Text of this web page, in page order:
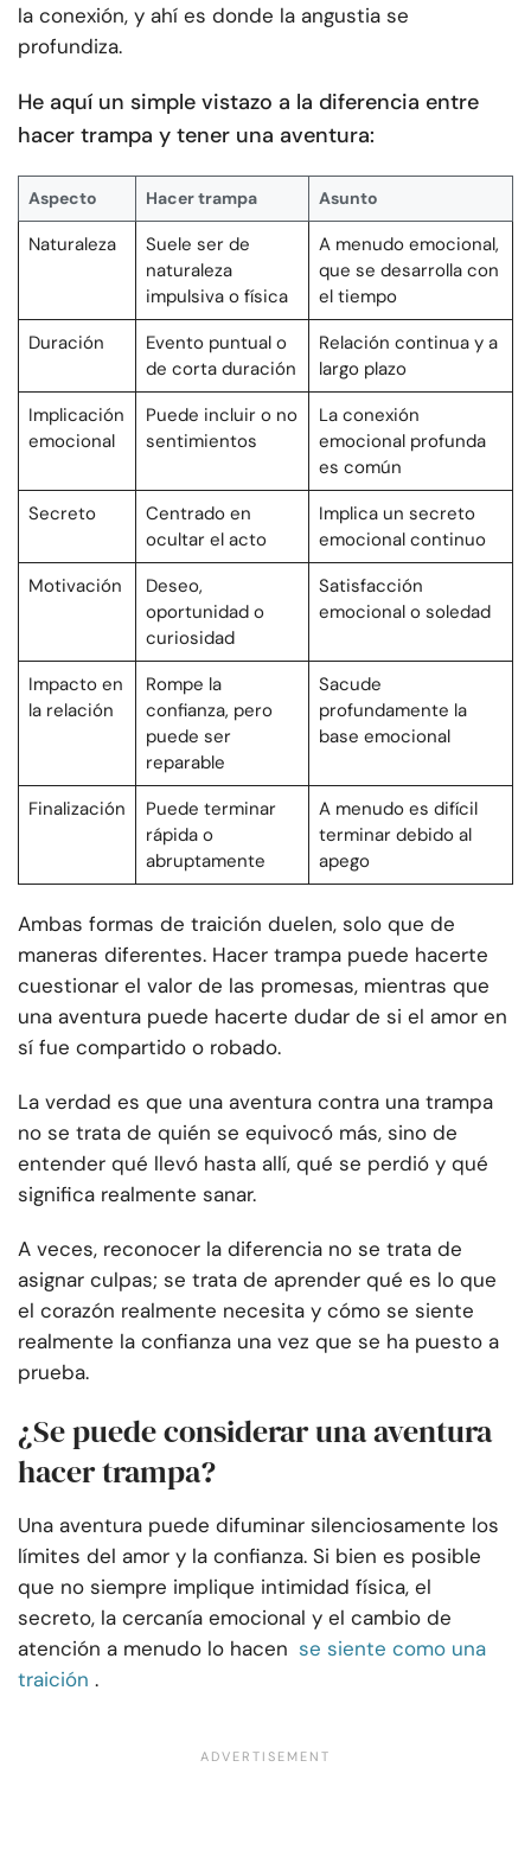
la conexión, y ahí es donde la angustia se
profundiza.
He aquí un simple vistazo a la diferencia entre
hacer trampa y tener una aventura:
Aspecto Hacer trampa Asunto
Naturaleza
Suele ser de
naturaleza
impulsiva o física
A menudo emocional,
que se desarrolla con
el tiempo
Duración
Evento puntual o
de corta duración
Relación continua y a
largo plazo
Implicación
emocional
Puede incluir o no
sentimientos
La conexión
emocional profunda
es común
Secreto
Centrado en
ocultar el acto
Implica un secreto
emocional continuo
Motivación
Deseo,
oportunidad o
curiosidad
Satisfacción
emocional o soledad
Impacto en
la relación
Rompe la
confianza, pero
puede ser
reparable
Sacude
profundamente la
base emocional
Finalización
Puede terminar
rápida o
abruptamente
A menudo es difícil
terminar debido al
apego
Ambas formas de traición duelen, solo que de
maneras diferentes. Hacer trampa puede hacerte
cuestionar el valor de las promesas, mientras que
una aventura puede hacerte dudar de si el amor en
sí fue compartido o robado.
La verdad es que una aventura contra una trampa
no se trata de quién se equivocó más, sino de
entender qué llevó hasta allí, qué se perdió y qué
significa realmente sanar.
A veces, reconocer la diferencia no se trata de
asignar culpas; se trata de aprender qué es lo que
el corazón realmente necesita y cómo se siente
realmente la confianza una vez que se ha puesto a
prueba.
¿Se puede considerar una aventura
hacer trampa?
Una aventura puede difuminar silenciosamente los
límites del amor y la confianza. Si bien es posible
que no siempre implique intimidad física, el
secreto, la cercanía emocional y el cambio de
atención a menudo lo hacen se siente como una
traición .